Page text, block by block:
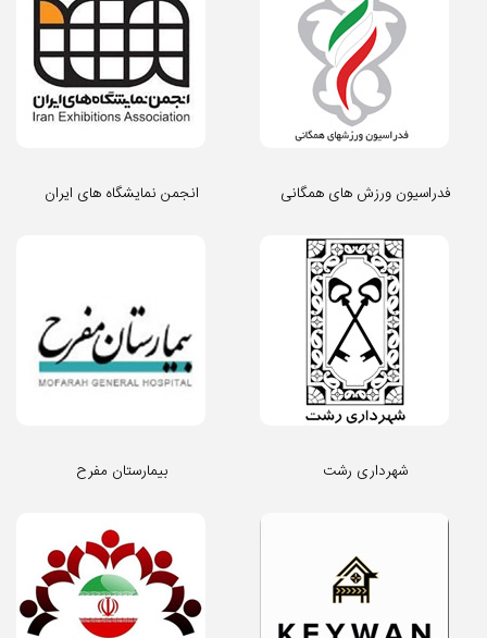
انجمن نمایشگاه های ایران فدراسیون ورزش های همگانی
بیمارستان مفرح شهرداری رشت